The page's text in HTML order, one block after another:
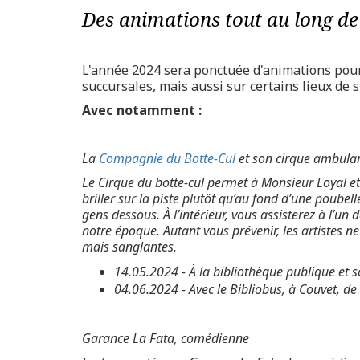
Des animations tout au long
L'année 2024 sera ponctuée d'animations
succursales, mais aussi sur certains lieux de
Avec notamment :
La Compagnie du Botte-Culet son cirque
Le Cirque du botte-cul permet à Monsieur Loyal
briller sur la piste plutôt qu’au fond d’une
gens dessous. À l’intérieur, vous assisterez à
notre époque. Autant vous prévenir, les artistes
mais sanglantes.
14.05.2024 - À la bibliothèque publique et
04.06.2024 - Avec le Bibliobus, à Couvet,
Garance La Fata, comédienne